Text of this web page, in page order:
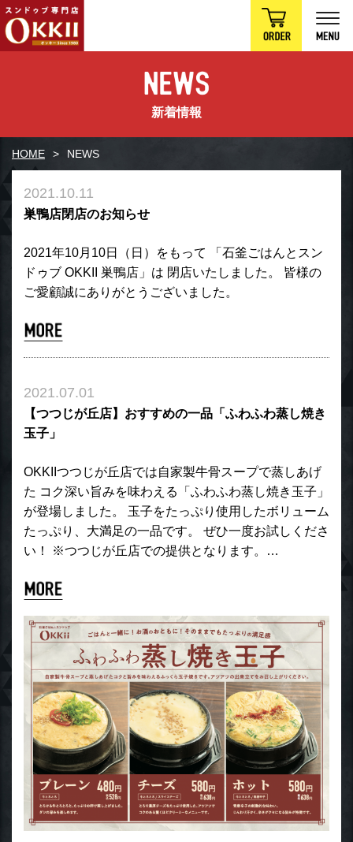
新着情報
HOME NEWS
2021.10.11
巣鴨店閉店のお知らせ
2021年10月10日（日）をもって 「石釜ごはんとスン
ドゥブ OKKII 巣鴨店」は 閉店いたしました。 皆様の
ご愛顧誠にありがとうございました。
2021.07.01
【つつじが丘店】おすすめの一品「ふわふわ蒸し焼き
玉子」
OKKIIつつじが丘店では自家製牛骨スープで蒸しあげ
た コク深い旨みを味わえる「ふわふわ蒸し焼き玉子」
が登場しました。 玉子をたっぷり使用したボリューム
たっぷり、大満足の一品です。 ぜひ一度お試しくださ
い！ ※つつじが丘店での提供となります。…